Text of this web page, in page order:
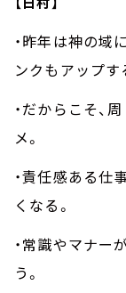
・昨年は神の域
ンクもアップす
・だからこそ、
メ。
・責任感ある仕
くなる。
・常識やマナー
う。